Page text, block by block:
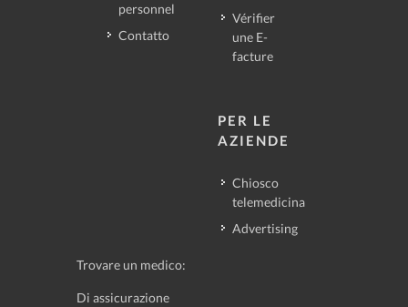
personnel
Contatto
Vérifier
une E-
facture
PER LE
AZIENDE
Chiosco
telemedicina
Advertising
Trovare un medico:
Di assicurazione